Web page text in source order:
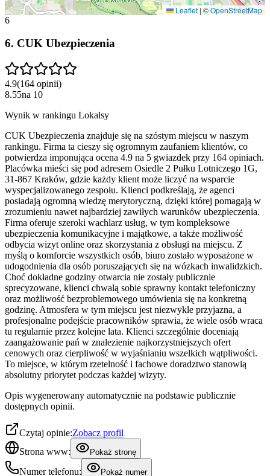
Leaflet | ©OpenStreetMap
6
6. CUK Ubezpieczenia
4.9(164 opinii)
8.55na 10
Wynik w rankingu Lokalsy
CUK Ubezpieczenia znajduje się na szóstym miejscu w naszym
rankingu. Firma ta cieszy się ogromnym zaufaniem klientów, co
potwierdza imponująca ocena 4.9 na 5 gwiazdek przy 164 opiniach.
Placówka mieści się pod adresem Osiedle 2 Pułku Lotniczego 1G,
31-867 Kraków, gdzie każdy klient może liczyć na wsparcie
wyspecjalizowanego zespołu. Klienci podkreślają, że agenci
posiadają ogromną wiedzę merytoryczną, dzięki której pomagają w
zrozumieniu nawet najbardziej zawiłych warunków ubezpieczenia.
Firma oferuje szeroki wachlarz usług, w tym kompleksowe
ubezpieczenia komunikacyjne i majątkowe, a także możliwość
odbycia wizyt online oraz skorzystania z obsługi na miejscu. Z
myślą o komforcie wszystkich osób, biuro zostało wyposażone w
udogodnienia dla osób poruszających się na wózkach inwalidzkich.
Choć dokładne godziny otwarcia nie zostały publicznie
sprecyzowane, klienci chwalą sobie sprawny kontakt telefoniczny
oraz możliwość bezproblemowego umówienia się na konkretną
godzinę. Atmosfera w tym miejscu jest niezwykle przyjazna, a
profesjonalne podejście pracowników sprawia, że wiele osób wraca
tu regularnie przez kolejne lata. Klienci szczególnie doceniają
zaangażowanie pań w znalezienie najkorzystniejszych ofert
cenowych oraz cierpliwość w wyjaśnianiu wszelkich wątpliwości.
To miejsce, w którym rzetelność i fachowe doradztwo stanowią
absolutny priorytet podczas każdej wizyty.
Opis wygenerowany automatycznie na podstawie publicznie
dostępnych opinii.
Czytaj opinie:Zobacz profil
Strona www:
Pokaż stronę
Numer telefonu: Pokaż numer